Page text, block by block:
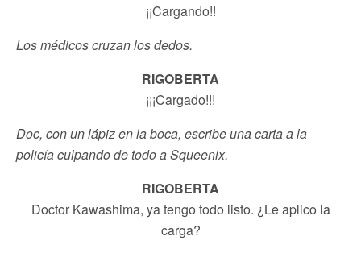
¡¡Cargando!!
Los médicos cruzan los dedos.
RIGOBERTA
¡¡¡Cargado!!!
Doc, con un lápiz en la boca, escribe una carta a la
policía culpando de todo a Squeenix.
RIGOBERTA
Doctor Kawashima, ya tengo todo listo. ¿Le aplico la
carga?